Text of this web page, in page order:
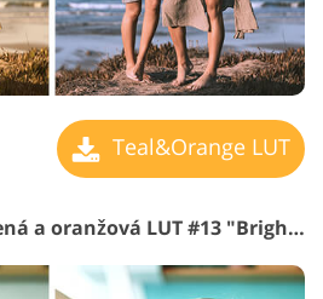
Teal&Orange LUT
Bezplatná modrozelená a oranžová LUT #13 "Bright Light"